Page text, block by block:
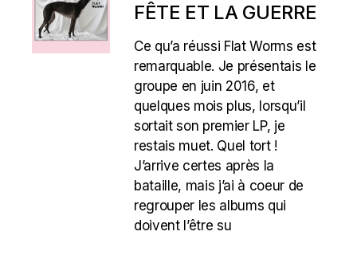
FÊTE ET LA GUERRE
Ce qu’a réussi Flat Worms est
remarquable. Je présentais le
groupe en juin 2016, et
quelques mois plus, lorsqu’il
sortait son premier LP, je
restais muet. Quel tort !
J’arrive certes après la
bataille, mais j’ai à coeur de
regrouper les albums qui
doivent l’être su